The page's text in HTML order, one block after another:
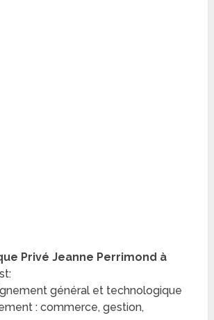
Privé Jeanne Perrimond à
général et technologique
: commerce, gestion,